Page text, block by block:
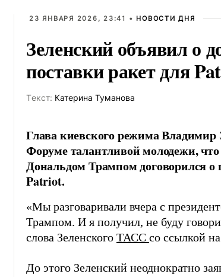
23 ЯНВАРЯ 2026, 23:41 • НОВОСТИ ДНЯ
Зеленский объявил о
поставки ракет для
Tекст: Катерина Туманова
Глава киевского режима
Форуме талантливой молодежи,
Дональдом Трампом договорился о
Patriot.
«Мы разговаривали вчера с
Трампом. И я получил, не буду
слова Зеленского ТАСС со ссылкой
До этого Зеленский неоднократно